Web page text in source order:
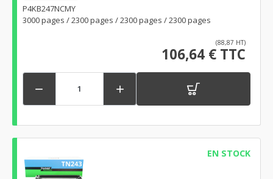
P4KB247NCMY
3000 pages / 2300 pages / 2300 pages / 2300 pages
(88,87 HT)
106,64 € TTC
 
EN STOCK